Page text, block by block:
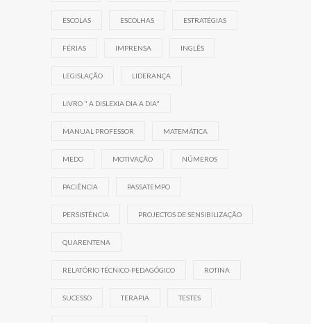
ESCOLAS ESCOLHAS ESTRATÉGIAS
FÉRIAS IMPRENSA INGLÊS
LEGISLAÇÃO LIDERANÇA
LIVRO " A DISLEXIA DIA A DIA"
MANUAL PROFESSOR MATEMÁTICA
MEDO MOTIVAÇÃO NÚMEROS
PACIÊNCIA PASSATEMPO
PERSISTÊNCIA PROJECTOS DE SENSIBILIZAÇÃO
QUARENTENA
RELATÓRIO TÉCNICO-PEDAGÓGICO ROTINA
SUCESSO TERAPIA TESTES